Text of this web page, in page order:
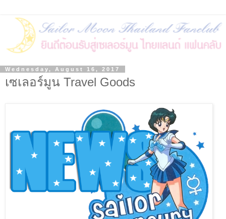
Wednesday, August 16, 2017
เซเลอร์มูน Travel Goods